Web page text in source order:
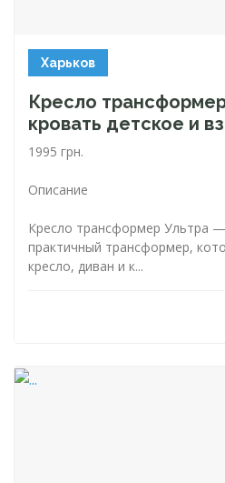
Харьков
Кресло
кровать детское и
1995 грн.
Описание
Кресло трансформер Ультра
практичный трансформер,
кресло, диван и к...